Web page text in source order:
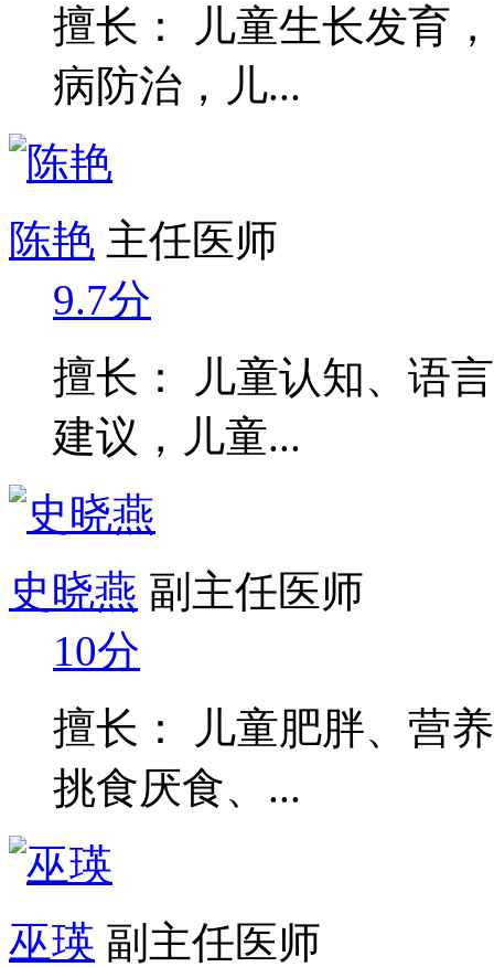
擅长： 儿童生长发育
病防治，儿...
陈艳 主任医师
9.7分
擅长： 儿童认知、语
建议，儿童...
史晓燕 副主任医师
10分
擅长： 儿童肥胖、营
挑食厌食、...
巫瑛 副主任医师